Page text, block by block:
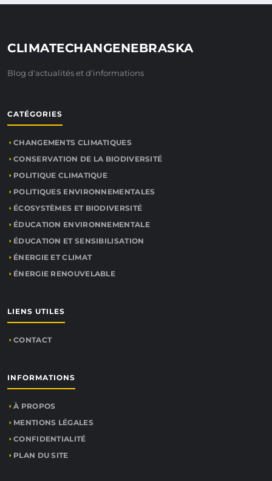
CLIMATECHANGENEBRASKA
Blog d'actualités et d'informations
CATÉGORIES
CHANGEMENTS CLIMATIQUES
CONSERVATION DE LA BIODIVERSITÉ
POLITIQUE CLIMATIQUE
POLITIQUES ENVIRONNEMENTALES
ÉCOSYSTÈMES ET BIODIVERSITÉ
ÉDUCATION ENVIRONNEMENTALE
ÉDUCATION ET SENSIBILISATION
ÉNERGIE ET CLIMAT
ÉNERGIE RENOUVELABLE
LIENS UTILES
CONTACT
INFORMATIONS
À PROPOS
MENTIONS LÉGALES
CONFIDENTIALITÉ
PLAN DU SITE